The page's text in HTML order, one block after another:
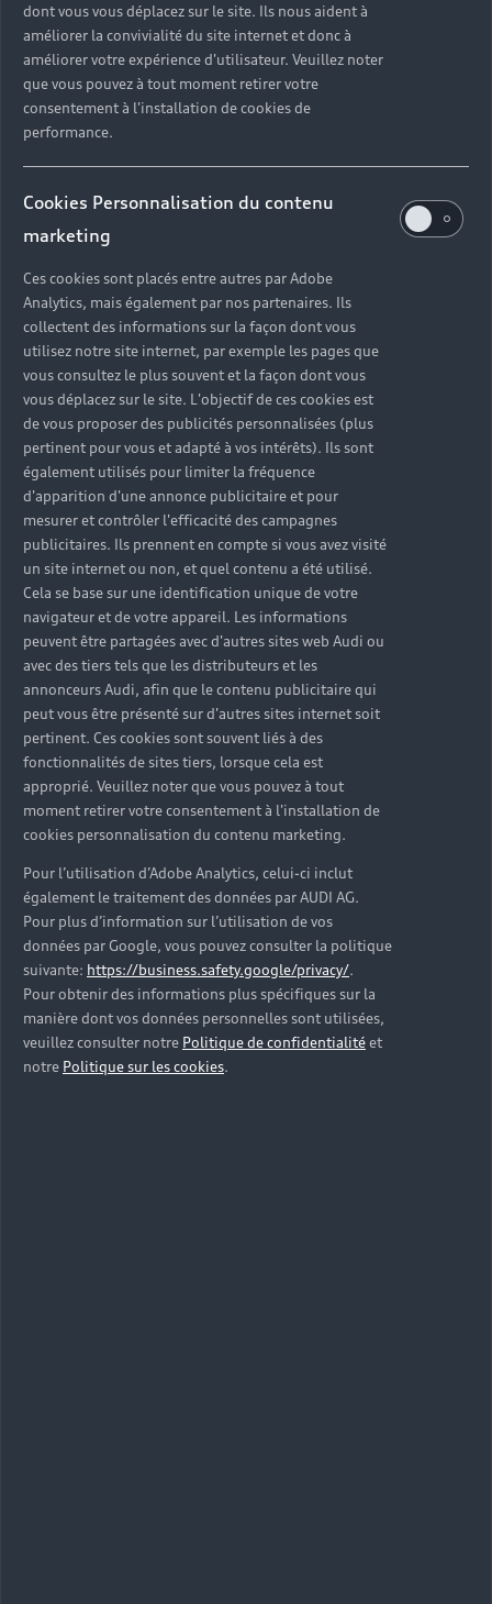
Les avantages
du Label Audi
Occasion :plus
pour votre Audi
R8 d’occasion
L’achat d’une Audi R8 d’occasion chez un
Partenaire Audi s’accompagne de beaucoup de
sérénité. Votre coupé sport d’occasion est
contrôlé par des techniciens spécialisés de la
marque avant de vous être proposé. 110 points
sont testés afin de vérifier sa fiabilité. Si la
moindre trace d’usure ou de défaillance est mise
en évidence, les équipes procèdent au
remplacement de l’élément par une pièce
certifiée d’origine Audi. Une fois vérifiée, votre
Audi R8 d’occasion est disponible et
s’accompagne d’une garantie jusqu’à 24 mois,
kilométrage illimité. Elle bénéficie en plus d’une
assistance 24h/24 et 7j/7 en France et en
Europe. Cette dernière vous prend en charge en
cas de sinistre, d’accident, de panne ou de
crevaison.
dont vous vous déplacez sur le site. Ils nous aident à
améliorer la convivialité du site internet et donc à
améliorer votre expérience d'utilisateur. Veuillez noter
que vous pouvez à tout moment retirer votre
consentement à l'installation de cookies de
performance.
Cookies Personnalisation du contenu
marketing
Ces cookies sont placés entre autres par Adobe
Analytics, mais également par nos partenaires. Ils
collectent des informations sur la façon dont vous
utilisez notre site internet, par exemple les pages que
vous consultez le plus souvent et la façon dont vous
vous déplacez sur le site. L'objectif de ces cookies est
de vous proposer des publicités personnalisées (plus
pertinent pour vous et adapté à vos intérêts). Ils sont
également utilisés pour limiter la fréquence
d'apparition d'une annonce publicitaire et pour
mesurer et contrôler l'efficacité des campagnes
publicitaires. Ils prennent en compte si vous avez visité
un site internet ou non, et quel contenu a été utilisé.
Cela se base sur une identification unique de votre
navigateur et de votre appareil. Les informations
peuvent être partagées avec d'autres sites web Audi ou
avec des tiers tels que les distributeurs et les
annonceurs Audi, afin que le contenu publicitaire qui
peut vous être présenté sur d'autres sites internet soit
pertinent. Ces cookies sont souvent liés à des
fonctionnalités de sites tiers, lorsque cela est
approprié. Veuillez noter que vous pouvez à tout
moment retirer votre consentement à l'installation de
cookies personnalisation du contenu marketing.
Pour l’utilisation d’Adobe Analytics, celui-ci inclut
également le traitement des données par AUDI AG.
Pour plus d’information sur l’utilisation de vos
données par Google, vous pouvez consulter la politique
suivante: https://business.safety.google/privacy/.
Pour obtenir des informations plus spécifiques sur la
manière dont vos données personnelles sont utilisées,
veuillez consulter notre Politique de confidentialitéet
notre Politique sur les cookies.